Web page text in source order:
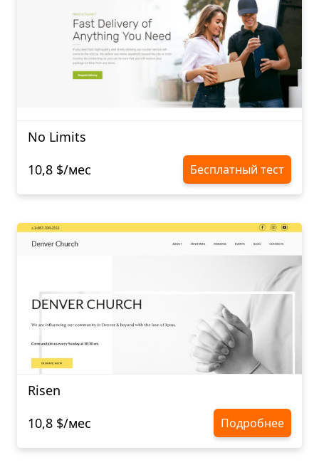
No Limits
10,8 $/мес
Бесплатный тест
Risen
10,8 $/мес
Подробнее